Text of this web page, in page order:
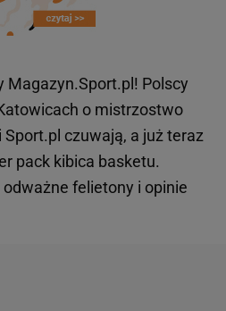
Magazyn.Sport.pl! Polscy
o mistrzostwo
Sport.pl czuwają, a już teraz
pack kibica basketu.
felietony i opinie